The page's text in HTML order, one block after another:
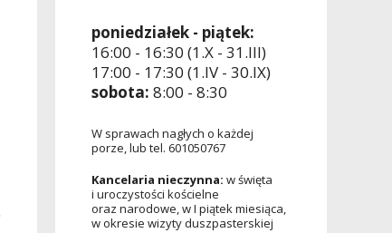
poniedziałek - piątek:
16:00 - 16:30 (1.X - 31.III)
17:00 - 17:30 (1.IV - 30.IX)
sobota: 8:00 - 8:30
W sprawach nagłych o każdej
porze, lub tel. 601050767
Kancelaria nieczynna: w święta
i uroczystości kościelne
oraz narodowe, w I piątek miesiąca,
w okresie wizyty duszpasterskiej